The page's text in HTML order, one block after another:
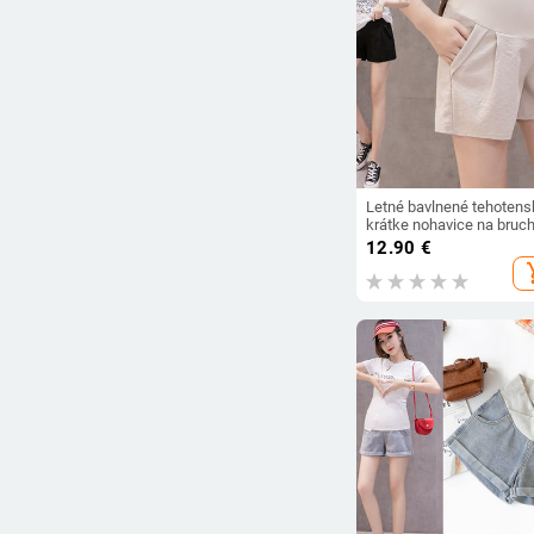
Letné bavlnené
krátke nohavice na
tehotné ženy, šortky,
tehotenské krátke
nastaviteľné oblečenie
brucho v kórejskom štýle
12.90 €